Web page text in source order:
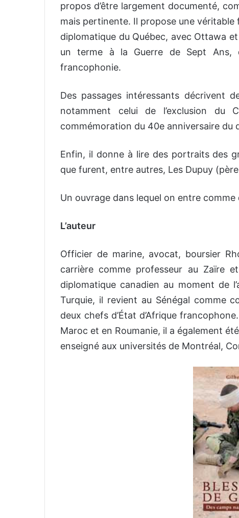
propos d’être largement documenté,
mais pertinente. Il propose une véritable
diplomatique du Québec, avec Ottawa
un terme à la Guerre de Sept Ans,
francophonie.
Des passages intéressants décrivent
notamment celui de l’exclusion du
commémoration du 40e anniversaire du
Enfin, il donne à lire des portraits des
que furent, entre autres, Les Dupuy
Un ouvrage dans lequel on entre
L’auteur
Officier de marine, avocat, boursier
carrière comme professeur au Zaïre
diplomatique canadien au moment de
Turquie, il revient au Sénégal comme
deux chefs d’État d’Afrique
Maroc et en Roumanie, il a également
enseigné aux universités de Montréal,